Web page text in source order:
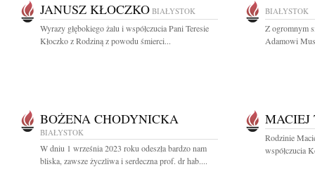
JANUSZ KŁOCZKO BIAŁYSTOK
Wyrazy głębokiego żalu i współczucia Pani Teresie
Kłoczko z Rodziną z powodu śmierci...
BIAŁYSTOK
Z ogromnym
Adamowi
BOŻENA CHODYNICKA
BIAŁYSTOK
W dniu 1 września 2023 roku odeszła bardzo nam
bliska, zawsze życzliwa i serdeczna prof. dr hab....
MACIEJ
Rodzinie
współczucia